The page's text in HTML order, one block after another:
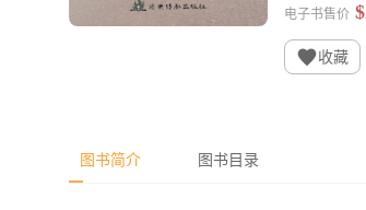
电子书售价
收藏
图书简介 图书目录